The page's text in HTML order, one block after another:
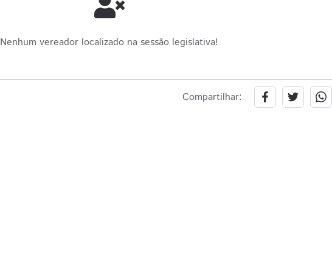
Nenhum vereador localizado na sessão legislativa!
Compartilhar: